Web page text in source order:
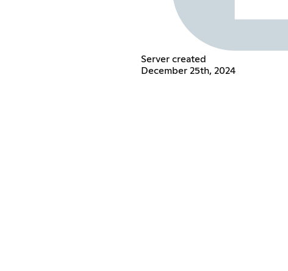
Server created
December 25th, 2024